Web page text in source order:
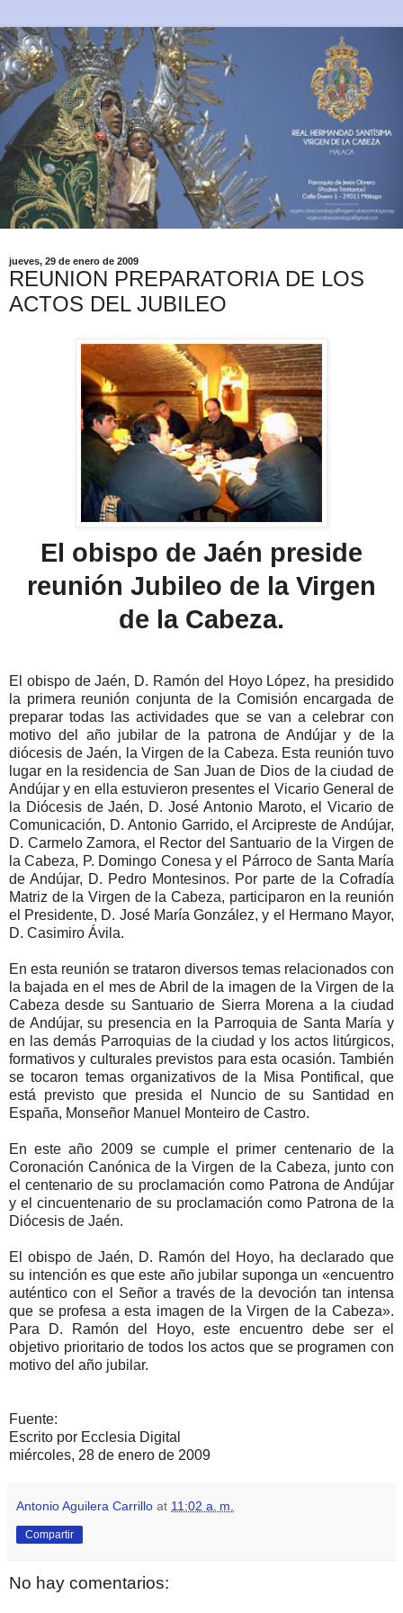
jueves, 29 de enero de 2009
REUNION PREPARATORIA DE LOS
ACTOS DEL JUBILEO
El obispo de Jaén preside
reunión Jubileo de la Virgen
de la Cabeza.
El obispo de Jaén, D. Ramón del Hoyo López, ha presidido
la primera reunión conjunta de la Comisión encargada de
preparar todas las actividades que se van a celebrar con
motivo del año jubilar de la patrona de Andújar y de la
diócesis de Jaén, la Virgen de la Cabeza. Esta reunión tuvo
lugar en la residencia de San Juan de Dios de la ciudad de
Andújar y en ella estuvieron presentes el Vicario General de
la Diócesis de Jaén, D. José Antonio Maroto, el Vicario de
Comunicación, D. Antonio Garrido, el Arcipreste de Andújar,
D. Carmelo Zamora, el Rector del Santuario de la Virgen de
la Cabeza, P. Domingo Conesa y el Párroco de Santa María
de Andújar, D. Pedro Montesinos. Por parte de la Cofradía
Matriz de la Virgen de la Cabeza, participaron en la reunión
el Presidente, D. José María González, y el Hermano Mayor,
D. Casimiro Ávila.
En esta reunión se trataron diversos temas relacionados con
la bajada en el mes de Abril de la imagen de la Virgen de la
Cabeza desde su Santuario de Sierra Morena a la ciudad
de Andújar, su presencia en la Parroquia de Santa María y
en las demás Parroquias de la ciudad y los actos litúrgicos,
formativos y culturales previstos para esta ocasión. También
se tocaron temas organizativos de la Misa Pontifical, que
está previsto que presida el Nuncio de su Santidad en
España, Monseñor Manuel Monteiro de Castro.
En este año 2009 se cumple el primer centenario de la
Coronación Canónica de la Virgen de la Cabeza, junto con
el centenario de su proclamación como Patrona de Andújar
y el cincuentenario de su proclamación como Patrona de la
Diócesis de Jaén.
El obispo de Jaén, D. Ramón del Hoyo, ha declarado que
su intención es que este año jubilar suponga un «encuentro
auténtico con el Señor a través de la devoción tan intensa
que se profesa a esta imagen de la Virgen de la Cabeza».
Para D. Ramón del Hoyo, este encuentro debe ser el
objetivo prioritario de todos los actos que se programen con
motivo del año jubilar.
Fuente:
Escrito por Ecclesia Digital
miércoles, 28 de enero de 2009
Antonio Aguilera Carrillo at 11:02 a. m.
Compartir
No hay comentarios: